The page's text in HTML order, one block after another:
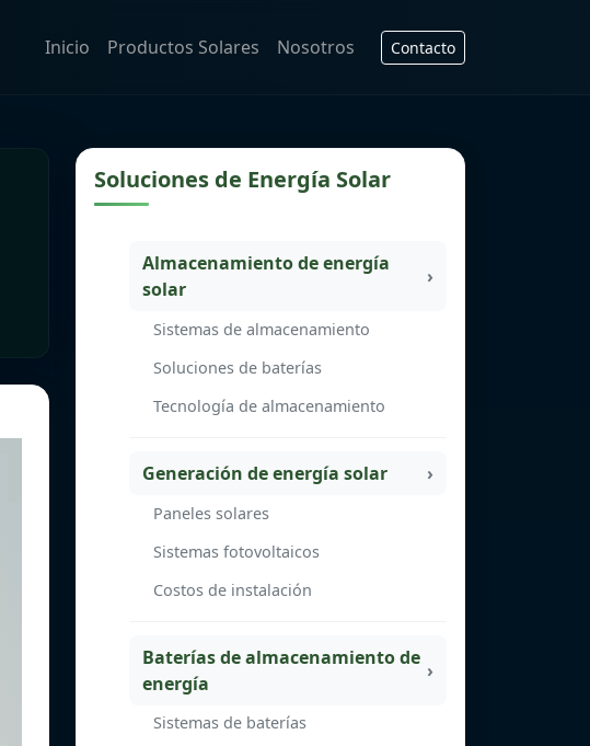
Inicio Productos Solares Nosotros Contacto
Soluciones de Energía Solar
Almacenamiento de energía
solar
Sistemas de almacenamiento
Soluciones de baterías
Tecnología de almacenamiento
Generación de energía solar
Paneles solares
Sistemas fotovoltaicos
Costos de instalación
Baterías de almacenamiento de
energía
Sistemas de baterías